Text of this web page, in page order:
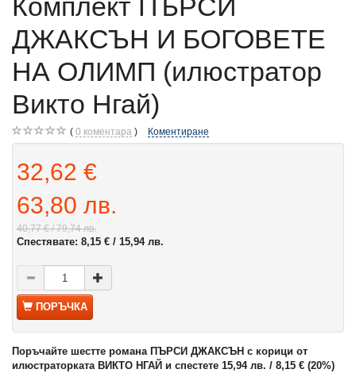
Комплект ПЪРСИ
ДЖАКСЪН И БОГОВЕТЕ
НА ОЛИМП (илюстратор
Викто Нгай)
0 коментара Коментиране
32,62 €
63,80 лв.
40,77 €/ 79,74 лв.
Спестявате: 8,15 € / 15,94 лв.
ПОРЪЧКА
Поръчайте шестте романа ПЪРСИ ДЖАКСЪН с корици от
илюстраторката ВИКТО НГАЙ и спестете 15,94 лв. / 8,15 € (20%)